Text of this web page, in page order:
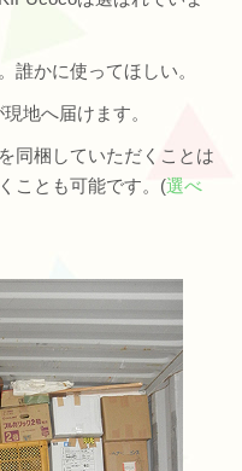
誰かに使ってほしい。
地へ届けます。
同梱していただくことは
ことも可能です。(選べ